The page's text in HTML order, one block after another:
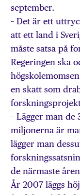
september.
– Det är ett
att ett land i
måste satsa på
Regeringen ska
en skatt som
– Lägger man
miljonerna är
lägger man
de närmaste
År 2007 läggs